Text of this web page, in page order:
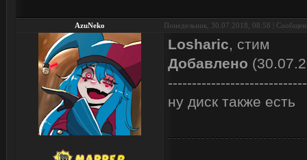
AzuNeko Понедельник, 30.07.2018, 08:58 |
Losharic, стим
Добавлено
ну диск также есть